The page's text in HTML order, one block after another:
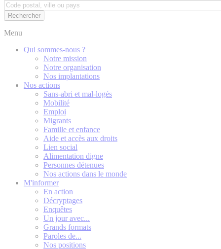
Menu
Qui sommes-nous ?
Notre mission
Notre organisation
Nos implantations
Nos actions
Sans-abri et mal-logés
Mobilité
Emploi
Migrants
Famille et enfance
Aide et accès aux droits
Lien social
Alimentation digne
Personnes détenues
Nos actions dans le monde
M'informer
En action
Décryptages
Enquêtes
Un jour avec...
Grands formats
Paroles de...
Nos positions